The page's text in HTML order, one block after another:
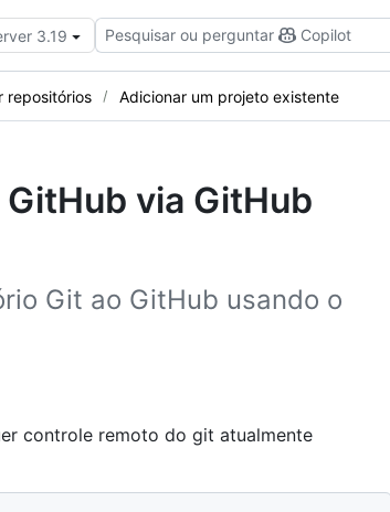
3.19 Pesquisar ou perguntar Copilot
repositórios Adicionar um projeto existente
via GitHub
Git ao GitHub usando o
controle remoto do git atualmente